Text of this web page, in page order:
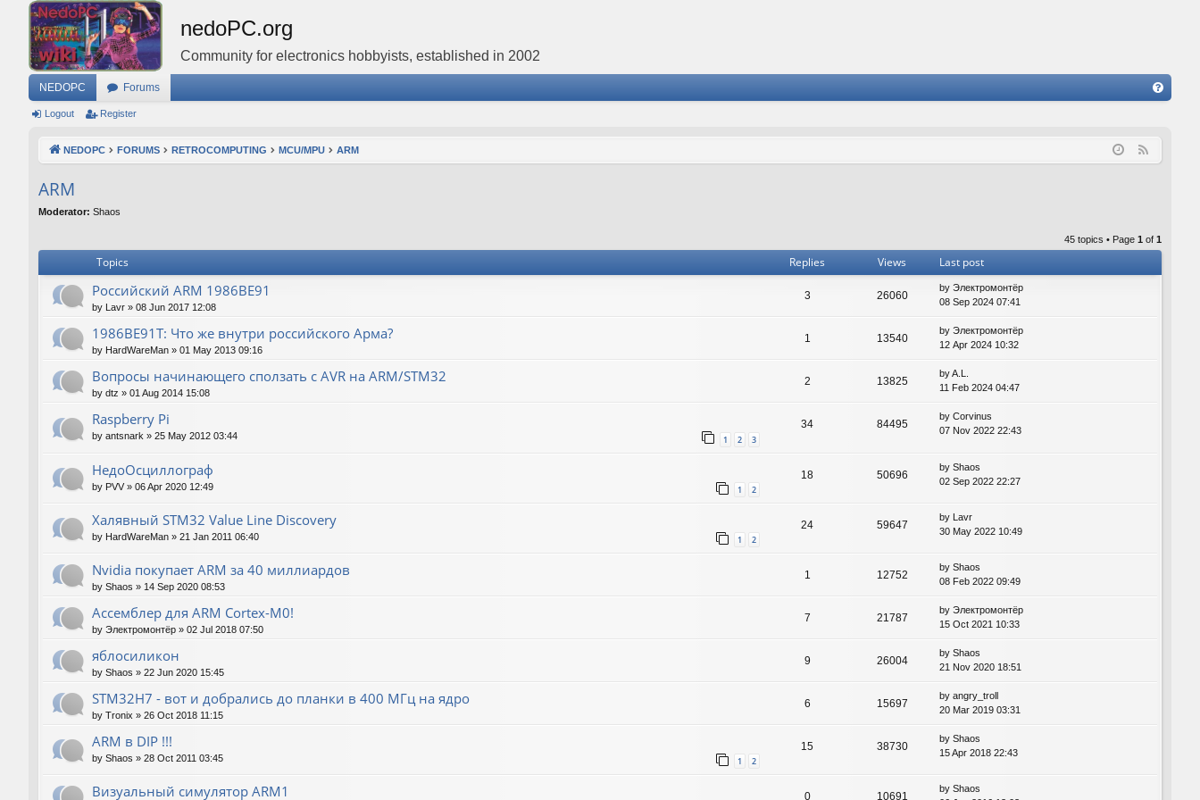
nedoPC.org
Community for electronics hobbyists, established in 2002
NEDOPC Forums
Q
Logout Register
NEDOPC FORUMS RETROCOMPUTING MCU/MPU ARM
ARM
Moderator: Shaos
45 topics • Page 1 of 1
Topics Replies Views Last post
Российский ARM 1986ВЕ91
by Lavr » 08 Jun 2017 12:08
3 26060
by Электромонтёр
08 Sep 2024 07:41
1986ВЕ91Т: Что же внутри российского Арма?
by HardWareMan » 01 May 2013 09:16
1 13540
by Электромонтёр
12 Apr 2024 10:32
Вопросы начинающего сползать с AVR на ARM/STM32
by dtz » 01 Aug 2014 15:08
2 13825
byA.L.
11 Feb 2024 04:47
Raspberry Pi
by antsnark » 25 May 2012 03:44 1 2 3
34 84495
by Corvinus
07 Nov 2022 22:43
НедоОсциллограф
by PVV » 06 Apr 2020 12:49 1 2
18 50696
by Shaos
02 Sep 2022 22:27
Халявный STM32 Value Line Discovery
by HardWareMan » 21 Jan 2011 06:40 1 2
24 59647
by Lavr
30 May 2022 10:49
Nvidia покупает ARM за 40 миллиардов
by Shaos » 14 Sep 2020 08:53
1 12752
by Shaos
08 Feb 2022 09:49
Ассемблер для ARM Cortex-M0!
by Электромонтёр » 02 Jul 2018 07:50
7 21787
by Электромонтёр
15 Oct 2021 10:33
яблосиликон
by Shaos » 22 Jun 2020 15:45
9 26004
by Shaos
21 Nov 2020 18:51
STM32H7 - вот и добрались до планки в 400 МГц на ядро
by Tronix » 26 Oct 2018 11:15
6 15697
by angry_troll
20 Mar 2019 03:31
ARM в DIP !!!
by Shaos » 28 Oct 2011 03:45 1 2
15 38730
by Shaos
15 Apr 2018 22:43
Визуальный симулятор ARM1 0 10691
by Shaos